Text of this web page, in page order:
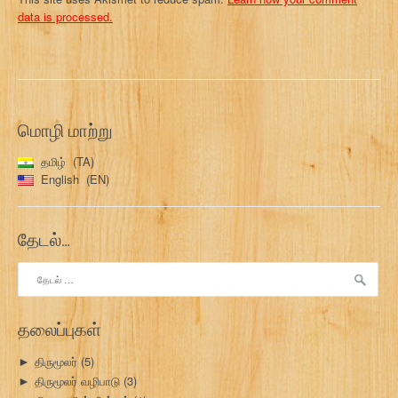
data is processed.
மொழி மாற்று
தமிழ்
TA
English
EN
தேடல்…
தேடு:
தலைப்புகள்
► திருமூலர் (5)
► திருமூலர் வழிபாடு (3)